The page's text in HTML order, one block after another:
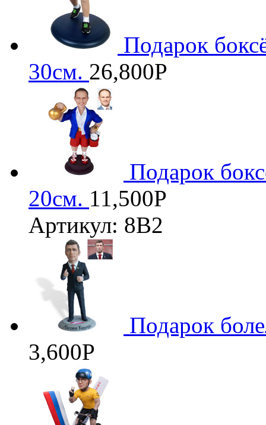
Подарок
30см. 26,800Р
Подарок
20см. 11,500Р
Артикул: 8В2
Подарок
3,600Р